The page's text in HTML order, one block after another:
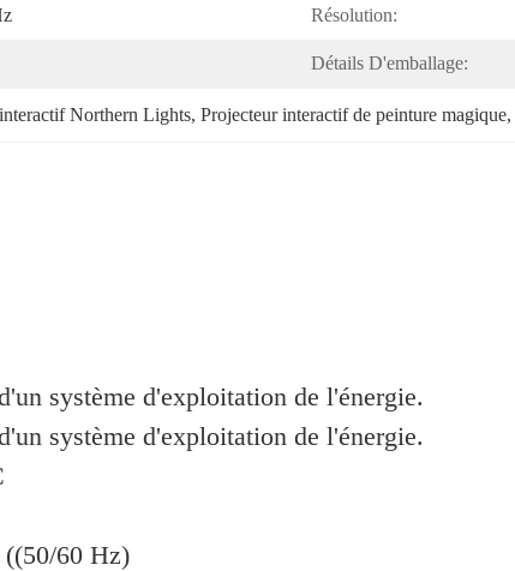
Résolution:
Détails D'emballage:
Northern Lights, Projecteur interactif de peinture magique,
système d'exploitation de l'énergie.
système d'exploitation de l'énergie.
60 Hz)